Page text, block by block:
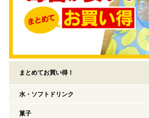
まとめてお買い得！
水・ソフトドリンク
菓子